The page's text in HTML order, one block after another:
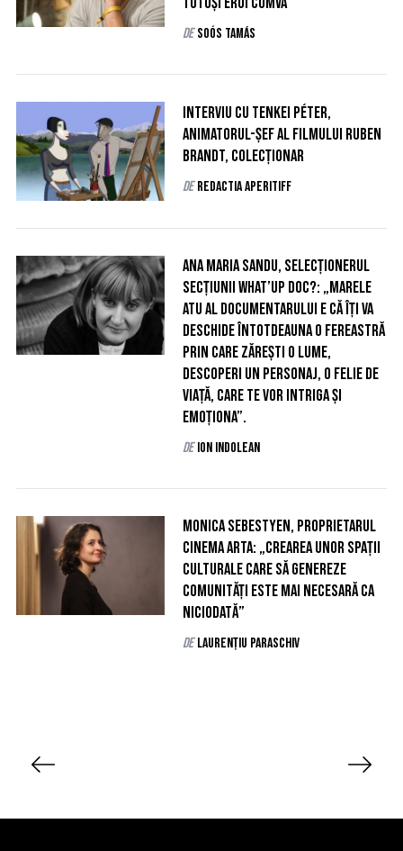
de Soós Tamás
Interviu cu Tenkei Péter,
animatorul-șef al filmului Ruben
Brandt, colecționar
de Redactia AperiTIFF
Ana Maria Sandu, selecţionerul
secţiunii What’up Doc?: „Marele
atu al documentarului e că îți va
deschide întotdeauna o fereastră
prin care zărești o lume,
descoperi un personaj, o felie de
viață, care te vor intriga şi
emoționa”.
de Ion Indolean
Monica Sebestyen, proprietarul
Cinema Arta: „Crearea unor spații
culturale care să genereze
comunități este mai necesară ca
niciodată”
de Laurențiu Paraschiv
i